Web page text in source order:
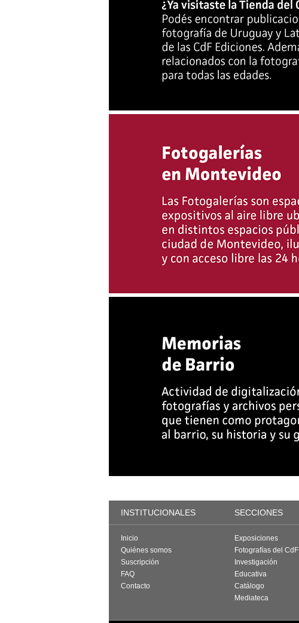
INSTITUCIONALES SECCIONES
Inicio
Quiénes somos
Suscripción
FAQ
Contacto
Exposiciones
Fotografías del CdF
Investigación
Educativa
Catálogo
Mediateca